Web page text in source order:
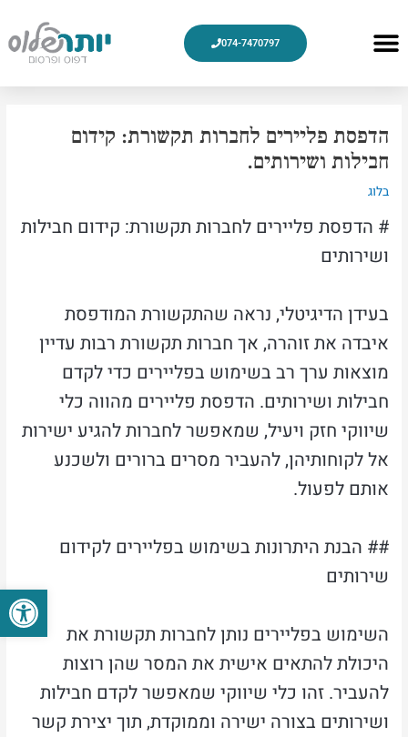
פתח
Menu
074-7470797
הדפסת פליירים לחברות תקשורת: קידום
חבילות ושירותים.
בלוג
# הדפסת פליירים לחברות תקשורת: קידום חבילות
ושירותים
בעידן הדיגיטלי, נראה שהתקשורת המודפסת
איבדה את זוהרה, אך חברות תקשורת רבות עדיין
מוצאות ערך רב בשימוש בפליירים כדי לקדם
חבילות ושירותים. הדפסת פליירים מהווה כלי
שיווקי חזק ויעיל, שמאפשר לחברות להגיע ישירות
אל לקוחותיהן, להעביר מסרים ברורים ולשכנע
אותם לפעול.
## הבנת היתרונות בשימוש בפליירים לקידום
שירותים
השימוש בפליירים נותן לחברות תקשורת את
היכולת להתאים אישית את המסר שהן רוצות
להעביר. זהו כלי שיווקי שמאפשר לקדם חבילות
ושירותים בצורה ישירה וממוקדת, תוך יצירת קשר